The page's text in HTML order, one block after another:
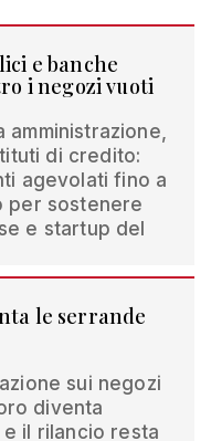
e banche
i negozi vuoti
amministrazione,
di credito:
agevolati fino a
per sostenere
e startup del
le serrande
sui negozi
diventa
il rilancio resta